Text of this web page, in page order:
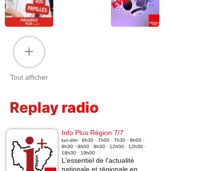
+
Tout afficher
Replay radio
Info Plus Région 7/7
lun-dim · 6h30 · 7h00 · 7h30 · 8h00 ·
8h30 · 9h00 · 9h30 · 12h00 · 12h30 ·
18h30 · 19h00
L'essentiel de l'actualité
nationale et régionale en